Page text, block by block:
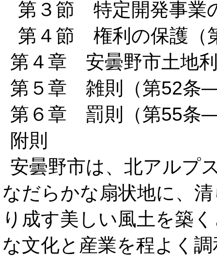
第３節 特定開発事業
第４節 権利の保護（
第４章 安曇野市土地
第５章 雑則（第52条
第６章 罰則（第55条
附則
安曇野市は、北アルプ
なだらかな扇状地に、
り成す美しい風土を築
な文化と産業を程よく